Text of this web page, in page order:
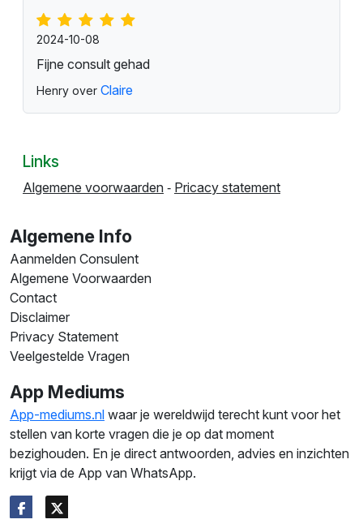
2024-10-08
Fijne consult gehad
Henry over Claire
Links
Algemene voorwaarden ‐ Pricacy statement
Algemene Info
Aanmelden Consulent
Algemene Voorwaarden
Contact
Disclaimer
Privacy Statement
Veelgestelde Vragen
App Mediums
App-mediums.nl waar je wereldwijd terecht kunt voor het
stellen van korte vragen die je op dat moment
bezighouden. En je direct antwoorden, advies en inzichten
krijgt via de App van WhatsApp.